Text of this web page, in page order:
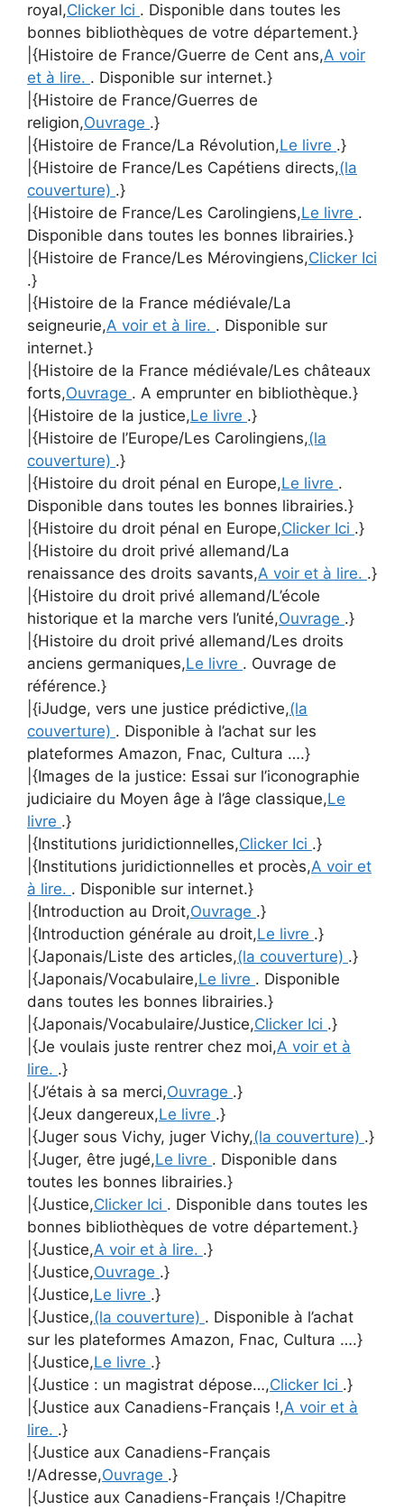
royal,Clicker Ici . Disponible dans toutes les
bonnes bibliothèques de votre département.}
|{Histoire de France/Guerre de Cent ans,A voir
et à lire. . Disponible sur internet.}
|{Histoire de France/Guerres de
religion,Ouvrage .}
|{Histoire de France/La Révolution,Le livre .}
|{Histoire de France/Les Capétiens directs,(la
couverture) .}
|{Histoire de France/Les Carolingiens,Le livre .
Disponible dans toutes les bonnes librairies.}
|{Histoire de France/Les Mérovingiens,Clicker Ici
.}
|{Histoire de la France médiévale/La
seigneurie,A voir et à lire. . Disponible sur
internet.}
|{Histoire de la France médiévale/Les châteaux
forts,Ouvrage . A emprunter en bibliothèque.}
|{Histoire de la justice,Le livre .}
|{Histoire de l’Europe/Les Carolingiens,(la
couverture) .}
|{Histoire du droit pénal en Europe,Le livre .
Disponible dans toutes les bonnes librairies.}
|{Histoire du droit pénal en Europe,Clicker Ici .}
|{Histoire du droit privé allemand/La
renaissance des droits savants,A voir et à lire. .}
|{Histoire du droit privé allemand/L’école
historique et la marche vers l’unité,Ouvrage .}
|{Histoire du droit privé allemand/Les droits
anciens germaniques,Le livre . Ouvrage de
référence.}
|{iJudge, vers une justice prédictive,(la
couverture) . Disponible à l’achat sur les
plateformes Amazon, Fnac, Cultura ….}
|{Images de la justice: Essai sur l’iconographie
judiciaire du Moyen âge à l’âge classique,Le
livre .}
|{Institutions juridictionnelles,Clicker Ici .}
|{Institutions juridictionnelles et procès,A voir et
à lire. . Disponible sur internet.}
|{Introduction au Droit,Ouvrage .}
|{Introduction générale au droit,Le livre .}
|{Japonais/Liste des articles,(la couverture) .}
|{Japonais/Vocabulaire,Le livre . Disponible
dans toutes les bonnes librairies.}
|{Japonais/Vocabulaire/Justice,Clicker Ici .}
|{Je voulais juste rentrer chez moi,A voir et à
lire. .}
|{J’étais à sa merci,Ouvrage .}
|{Jeux dangereux,Le livre .}
|{Juger sous Vichy, juger Vichy,(la couverture) .}
|{Juger, être jugé,Le livre . Disponible dans
toutes les bonnes librairies.}
|{Justice,Clicker Ici . Disponible dans toutes les
bonnes bibliothèques de votre département.}
|{Justice,A voir et à lire. .}
|{Justice,Ouvrage .}
|{Justice,Le livre .}
|{Justice,(la couverture) . Disponible à l’achat
sur les plateformes Amazon, Fnac, Cultura ….}
|{Justice,Le livre .}
|{Justice : un magistrat dépose…,Clicker Ici .}
|{Justice aux Canadiens-Français !,A voir et à
lire. .}
|{Justice aux Canadiens-Français
!/Adresse,Ouvrage .}
|{Justice aux Canadiens-Français !/Chapitre